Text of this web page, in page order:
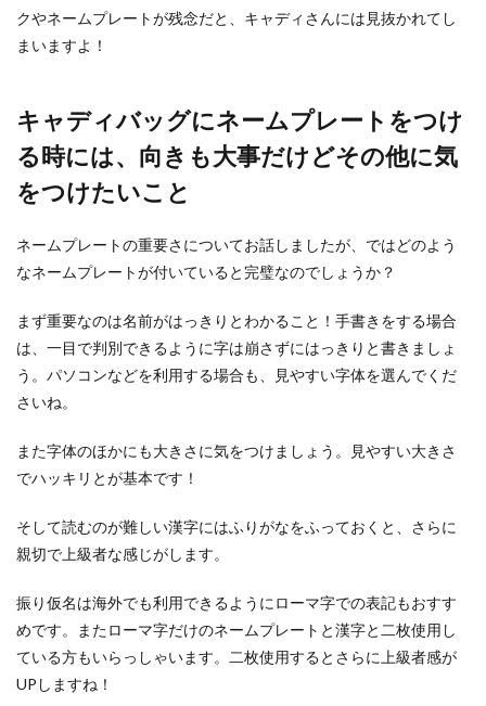
柔軟をしておこう
柔軟が重要な...
バドミントンの初心者に役立つおすす
バドミントンの初心者に必要な練習法とはいった
達...
フルマラソンを完走した後はへとへとになってい
しで...
ソフトテニス初心者に打ち方を教える
方法とコツ
クやネームプレートが残念だと、キャディさんには見抜かれてし
まいますよ！
キャディバッグにネームプレートをつけ
る時には、向きも大事だけどその他に気
をつけたいこと
ネームプレートの重要さについてお話しましたが、ではどのよう
なネームプレートが付いていると完璧なのでしょうか？
まず重要なのは名前がはっきりとわかること！手書きをする場合
は、一目で判別できるように字は崩さずにはっきりと書きましょ
う。パソコンなどを利用する場合も、見やすい字体を選んでくだ
さいね。
また字体のほかにも大きさに気をつけましょう。見やすい大きさ
でハッキリとが基本です！
そして読むのが難しい漢字にはふりがなをふっておくと、さらに
親切で上級者な感じがします。
振り仮名は海外でも利用できるようにローマ字での表記もおすす
めです。またローマ字だけのネームプレートと漢字と二枚使用し
ている方もいらっしゃいます。二枚使用するとさらに上級者感が
UPしますね！